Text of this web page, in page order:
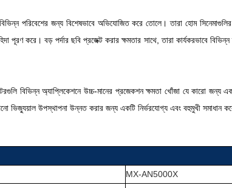
পরিবেশের জন্য বিশেষভাবে অভিযোজিত করে তোলে। তারা হোম
পূরণ করে। বড় পর্দার ছবি প্রজেক্ট করার ক্ষমতার সাথে, তারা কার্যকরভাবে
বিভিন্ন অ্যাপ্লিকেশনে উচ্চ-মানের প্রজেকশন ক্ষমতা খোঁজা যে কারো
ভিজ্যুয়াল উপস্থাপনা উন্নত করার জন্য একটি নির্ভরযোগ্য এবং বহুমুখী সমাধান
MX-AN5000X